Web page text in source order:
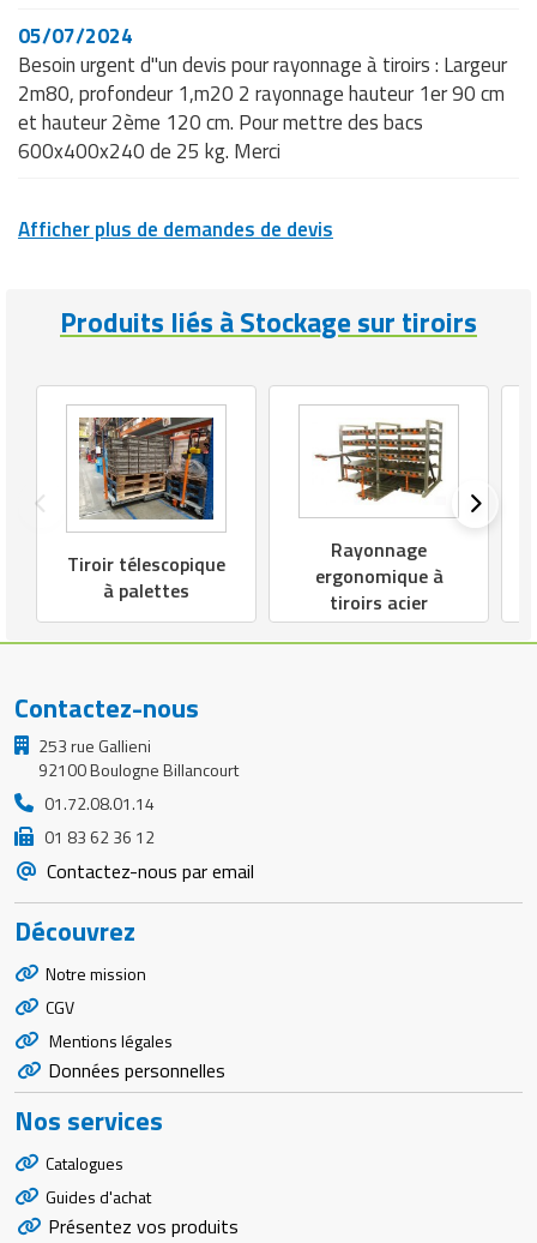
05/07/2024
Besoin urgent d"un devis pour rayonnage à tiroirs : Largeur
2m80, profondeur 1,m20 2 rayonnage hauteur 1er 90 cm
et hauteur 2ème 120 cm. Pour mettre des bacs
600x400x240 de 25 kg. Merci
Afficher plus de demandes de devis
Produits liés à Stockage sur tiroirs
Tiroir télescopique
à palettes
Rayonnage
ergonomique à
tiroirs acier
Contactez-nous
253 rue Gallieni
92100 Boulogne Billancourt
01.72.08.01.14
01 83 62 36 12
Contactez-nous par email
Découvrez
Notre mission
CGV
Mentions légales
Données personnelles
Nos services
Catalogues
Guides d'achat
Présentez vos produits